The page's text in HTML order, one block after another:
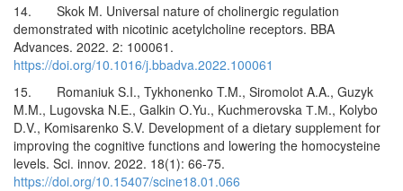
14. Skok M. Universal nature of cholinergic regulation
demonstrated with nicotinic acetylcholine receptors. BBA
Advances. 2022. 2: 100061.
https://doi.org/10.1016/j.bbadva.2022.100061
15. Romaniuk S.I., Tykhonenko T.M., Siromolot A.A., Guzyk
M.M., Lugovska N.E., Galkin O.Yu., Kuchmerovska Т.М., Kolybo
D.V., Komisarenko S.V. Development of a dietary supplement for
improving the cognitive functions and lowering the homocysteine
levels. Sci. innov. 2022. 18(1): 66-75.
https://doi.org/10.15407/scine18.01.066